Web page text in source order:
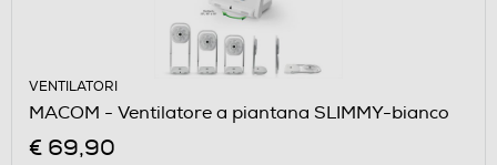
VENTILATORI
MACOM - Ventilatore a piantana SLIMMY-bianco
€ 69,90